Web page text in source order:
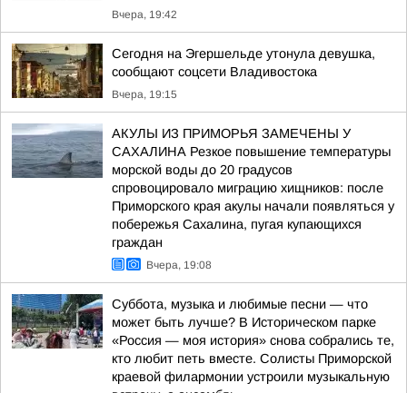
Вчера, 19:42
Сегодня на Эгершельде утонула девушка,
сообщают соцсети Владивостока
Вчера, 19:15
АКУЛЫ ИЗ ПРИМОРЬЯ ЗАМЕЧЕНЫ У
САХАЛИНА Резкое повышение температуры
морской воды до 20 градусов
спровоцировало миграцию хищников: после
Приморского края акулы начали появляться у
побережья Сахалина, пугая купающихся
граждан
Вчера, 19:08
Суббота, музыка и любимые песни — что
может быть лучше? В Историческом парке
«Россия — моя история» снова собрались те,
кто любит петь вместе. Солисты Приморской
краевой филармонии устроили музыкальную